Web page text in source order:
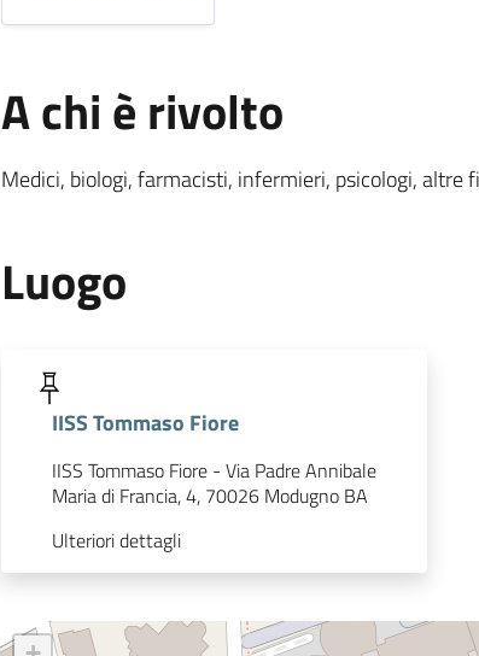
A chi è rivolto
Medici, biologi, farmacisti, infermieri, psicologi, altre
Luogo
IISS Tommaso Fiore
IISS Tommaso Fiore - Via Padre Annibale
Maria di Francia, 4, 70026 Modugno BA
Ulteriori dettagli